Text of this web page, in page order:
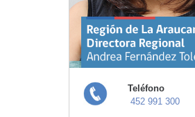
Teléfono
452 991 300